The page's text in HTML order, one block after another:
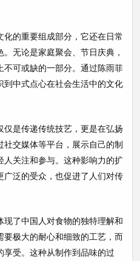
的重要组成部分，它还在日常
无论是家庭聚会、节日庆典，
可或缺的一部分。通过陈雨菲
中式点心在社会生活中的文化
是传递传统技艺，更是在弘扬
交媒体等平台，展示自己的制
关注和参与。这种影响力的扩
广泛的受众，也促进了人们对传
了中国人对食物的独特理解和
极大的耐心和细致的工艺，而
受。这种从制作到品味的过